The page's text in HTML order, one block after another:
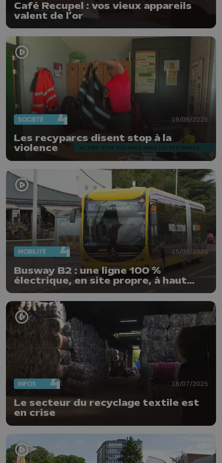
Café Recupel : vos vieux appareils
valent de l’or
SOCIÉTÉ 19/09/2025
Les recyparcs disent stop à la
violence
MOBILITÉ 15/09/2025
Busway B2 : une ligne 100 %
électrique, en site propre, à haut
niveau de service
INFOS 18/07/2025
Le secteur du recyclage textile est
en crise